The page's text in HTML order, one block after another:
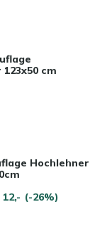
cm
Hochlehner
12,- (-26%)